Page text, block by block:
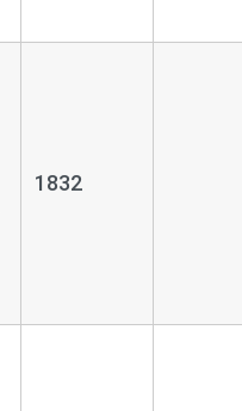
1832